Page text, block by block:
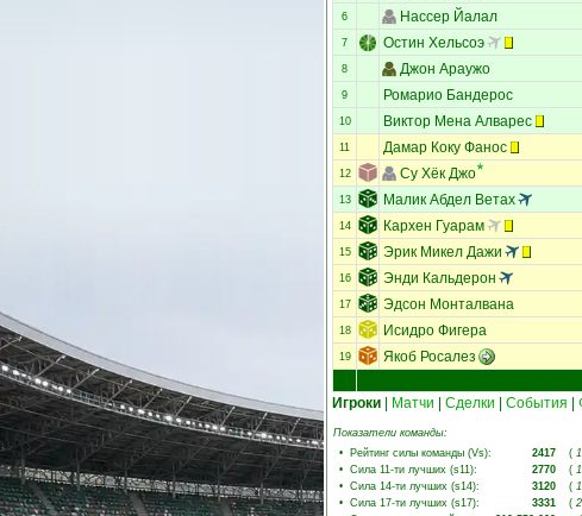
6 Нассер Йалал
7 Остин Хельсоэ
8 Джон Араужо
9 Ромарио Бандерос
10 Виктор Мена Алварес
11 Дамар Коку Фанос
12 Су Хёк Джо
13 Малик Абдел Ветах
14 Кархен Гуарам
15 Эрик Микел Дажи
16 Энди Кальдерон
17 Эдсон Монталвана
18 Исидро Фигера
19 Якоб Росалез
Игроки
Матчи Сделки События
Показатели команды:
• Рейтинг силы команды (Vs): 2417 (
• Сила 11-ти лучших (s11): 2770 (
• Сила 14-ти лучших (s14): 3120 (
• Сила 17-ти лучших (s17): 3331 (